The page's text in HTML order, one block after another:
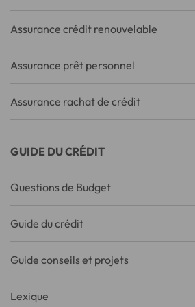
Assurance crédit renouvelable
Assurance prêt personnel
Assurance rachat de crédit
GUIDE DU CRÉDIT
Questions de Budget
Guide du crédit
Guide conseils et projets
Lexique